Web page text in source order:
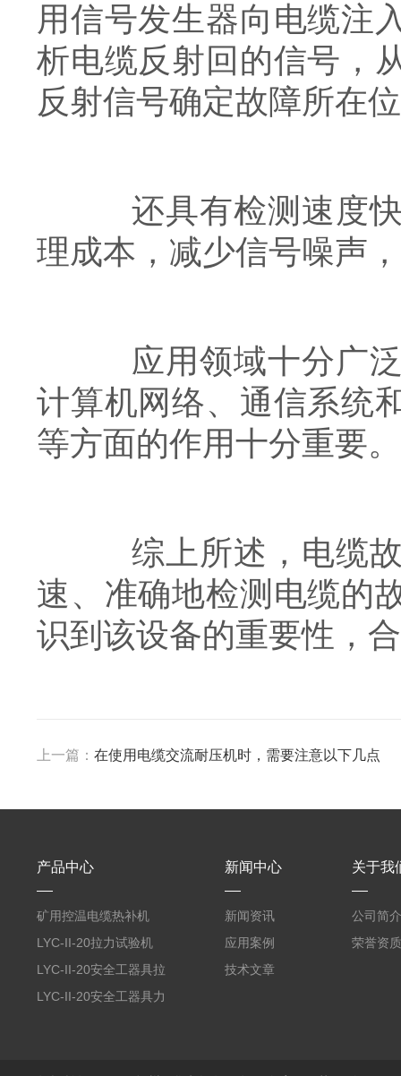
用信号发生器向电缆注
析电缆反射回的信号，
反射信号确定故障所在
还具有检测速度快
理成本，减少信号噪声
应用领域十分广泛
计算机网络、通信系统
等方面的作用十分重要。
综上所述，电缆故
速、准确地检测电缆的
识到该设备的重要性，
上一篇： 在使用电缆交流耐压机时，需要注意以下几点
产品中心
矿用控温电缆热补机
LYC-II-20拉力试验机
LYC-II-20安全工器具拉
力试验机
LYC-II-20安全工器具力
新闻中心
新闻资讯
应用案例
技术文章
关于我
公司简介
荣誉资质